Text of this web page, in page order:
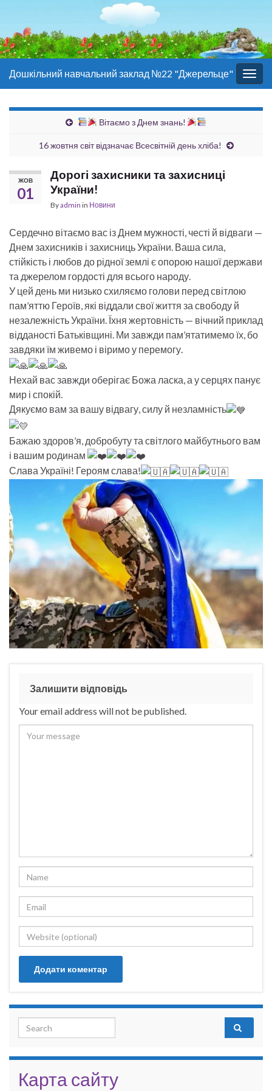
Дошкільний навчальний заклад №22 "Джерельце"
Вітаємо з Днем знань!
16 жовтня світ відзначає Всесвітній день хліба!
ЖОВ
01
Дорогі захисники та захисниці
України!
Byadmin in Новини
Сердечно вітаємо вас із Днем мужності, честі й відваги —
Днем захисників і захисниць України. Ваша сила,
стійкість і любов до рідної землі є опорою нашої держави
та джерелом гордості для всього народу.
У цей день ми низько схиляємо голови перед світлою
пам’яттю Героїв, які віддали свої життя за свободу й
незалежність України. Їхня жертовність — вічний приклад
відданості Батьківщині. Ми завжди пам’ятатимемо їх, бо
завдяки їм живемо і віримо у перемогу.
Нехай вас завжди оберігає Божа ласка, а у серцях панує
мир і спокій.
Дякуємо вам за вашу відвагу, силу й незламність
Бажаю здоров’я, добробуту та світлого майбутнього вам
і вашим родинам
Слава Україні! Героям слава!
Залишити відповідь
Your email address will not be published.
Search for:
Карта сайту